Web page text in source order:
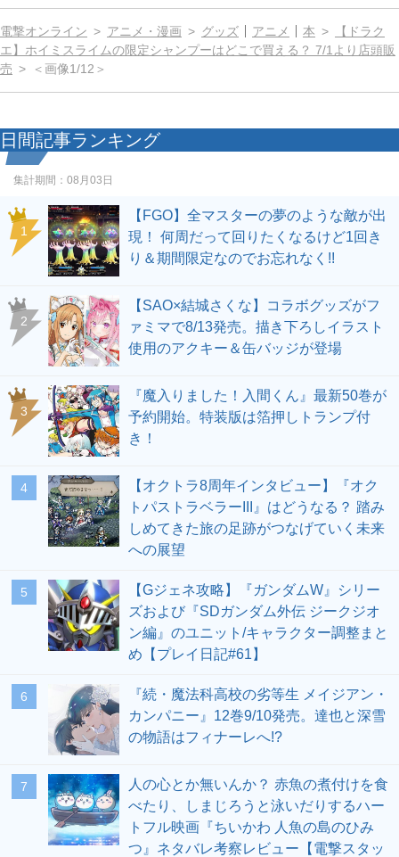
電撃オンライン アニメ・漫画 グッズ アニメ 本
【ドラク
エ】ホイミスライムの限定シャンプーはどこで買える？ 7/1より店頭販
売
＜画像1/12＞
日間記事ランキング
集計期間： 08月03日
1
【FGO】全マスターの夢のような敵が出
現！ 何周だって回りたくなるけど1回き
り＆期間限定なのでお忘れなく!!
2
【SAO×結城さくな】コラボグッズがフ
ァミマで8/13発売。描き下ろしイラスト
使用のアクキー＆缶バッジが登場
3
『魔入りました！入間くん』最新50巻が
予約開始。特装版は箔押しトランプ付
き！
4
【オクトラ8周年インタビュー】『オク
トパストラベラーIII』はどうなる？ 踏み
しめてきた旅の足跡がつなげていく未来
への展望
5
【Gジェネ攻略】『ガンダムW』シリー
ズおよび『SDガンダム外伝 ジークジオ
ン編』のユニット/キャラクター調整まと
め【プレイ日記#61】
6
『続・魔法科高校の劣等生 メイジアン・
カンパニー』12巻9/10発売。達也と深雪
の物語はフィナーレへ!?
7
人の心とか無いんか？ 赤魚の煮付けを食
べたり、しまじろうと泳いだりするハー
トフル映画『ちいかわ 人魚の島のひみ
つ』ネタバレ考察レビュー【電撃スタッ